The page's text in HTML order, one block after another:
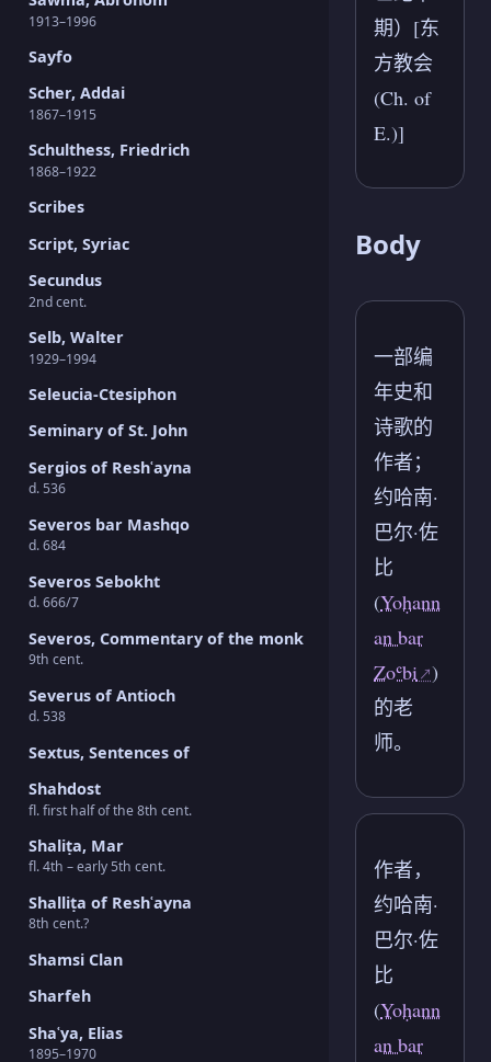
1913–1996
Sayfo
Scher, Addai
1867–1915
Schulthess, Friedrich
1868–1922
Scribes
Script, Syriac
Secundus
2nd cent.
Selb, Walter
1929–1994
Seleucia-Ctesiphon
Seminary of St. John
Sergios of Reshʿayna
d. 536
Severos bar Mashqo
d. 684
Severos Sebokht
d. 666/7
Severos, Commentary of the monk
9th cent.
Severus of Antioch
d. 538
Sextus, Sentences of
Shahdost
fl. first half of the 8th cent.
Shaliṭa, Mar
fl. 4th – early 5th cent.
Shalliṭa of Reshʿayna
8th cent.?
Shamsi Clan
Sharfeh
Shaʿya, Elias
1895–1970
期）[东
方教会
(Ch. of
E.)]
Body
一部编
年史和
诗歌的
作者；
约哈南·
巴尔·佐
比
(Yoḥann
an bar
Zoʿbi )
的老
师。
作者，
约哈南·
巴尔·佐
比
(Yoḥann
an bar